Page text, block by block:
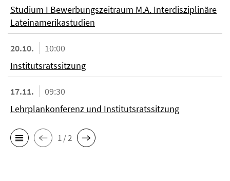
Studium I Bewerbungszeitraum M.A. Interdisziplinäre
Lateinamerikastudien
20.10.
10:00
Institutsratssitzung
17.11.
09:30
Lehrplankonferenz und Institutsratssitzung
1 / 2